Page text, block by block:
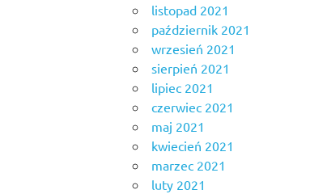
listopad 2021
październik 2021
wrzesień 2021
sierpień 2021
lipiec 2021
czerwiec 2021
maj 2021
kwiecień 2021
marzec 2021
luty 2021